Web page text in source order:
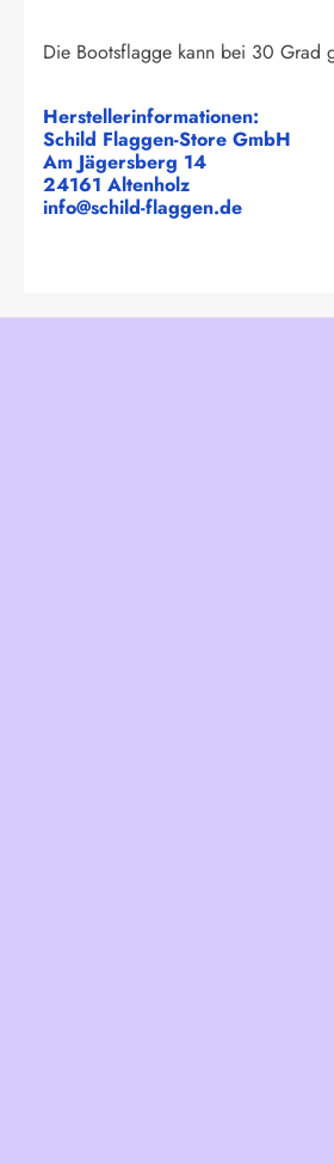
Die Bootsflagge kann bei 30 Grad
Herstellerinformationen:
Schild Flaggen-Store GmbH
Am Jägersberg 14
24161 Altenholz
info@schild-flaggen.de